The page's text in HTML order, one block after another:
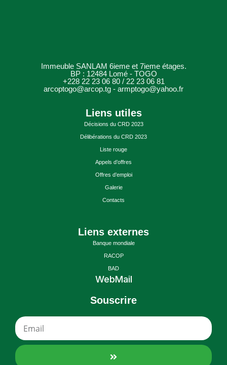
Immeuble SANLAM 6ieme et 7ieme étages.
BP : 12484 Lomé - TOGO
+228 22 23 06 80 / 22 23 06 81
arcoptogo@arcop.tg - armptogo@yahoo.fr
Liens utiles
Décisions du CRD 2023
Délibérations du CRD 2023
Liste rouge
Appels d’offres
Offres d’emploi
Galerie
Contacts
Liens externes
Banque mondiale
RACOP
BAD
WebMail
Souscrire